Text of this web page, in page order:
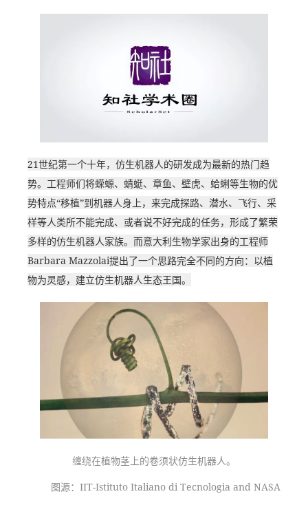
21世纪第一个十年，仿生机器人的研发成为最新的热门趋
势。工程师们将蝾螈、蜻蜓、章鱼、壁虎、蛤蜊等生物的优
势特点“移植”到机器人身上，来完成探路、潜水、飞行、采
样等人类所不能完成、或者说不好完成的任务，形成了繁荣
多样的仿生机器人家族。而意大利生物学家出身的工程师
Barbara Mazzolai提出了一个思路完全不同的方向：以植
物为灵感，建立仿生机器人生态王国。
缠绕在植物茎上的卷须状仿生机器人。
图源：IIT-Istituto Italiano di Tecnologia and NASA